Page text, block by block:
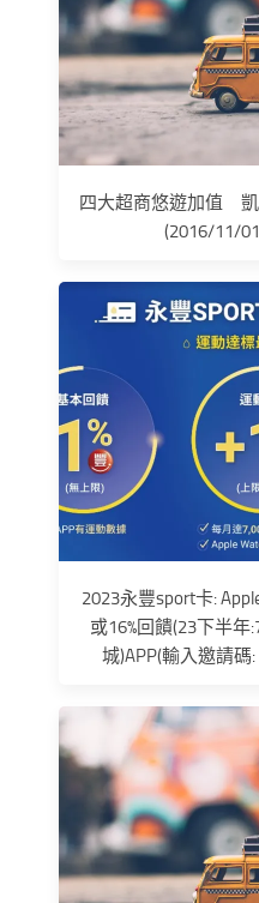
四大超商悠遊加值 凱
(2016/11/
2023永豐sport卡:
或16%回饋(23下半年
城)APP(輸入邀請碼